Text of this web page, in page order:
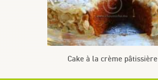
Cake à la crème pâtissière